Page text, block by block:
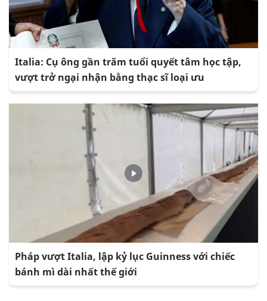
Italia: Cụ ông gần trăm tuổi quyết tâm học tập,
vượt trở ngại nhận bằng thạc sĩ loại ưu
Pháp vượt Italia, lập kỷ lục Guinness với chiếc
bánh mì dài nhất thế giới